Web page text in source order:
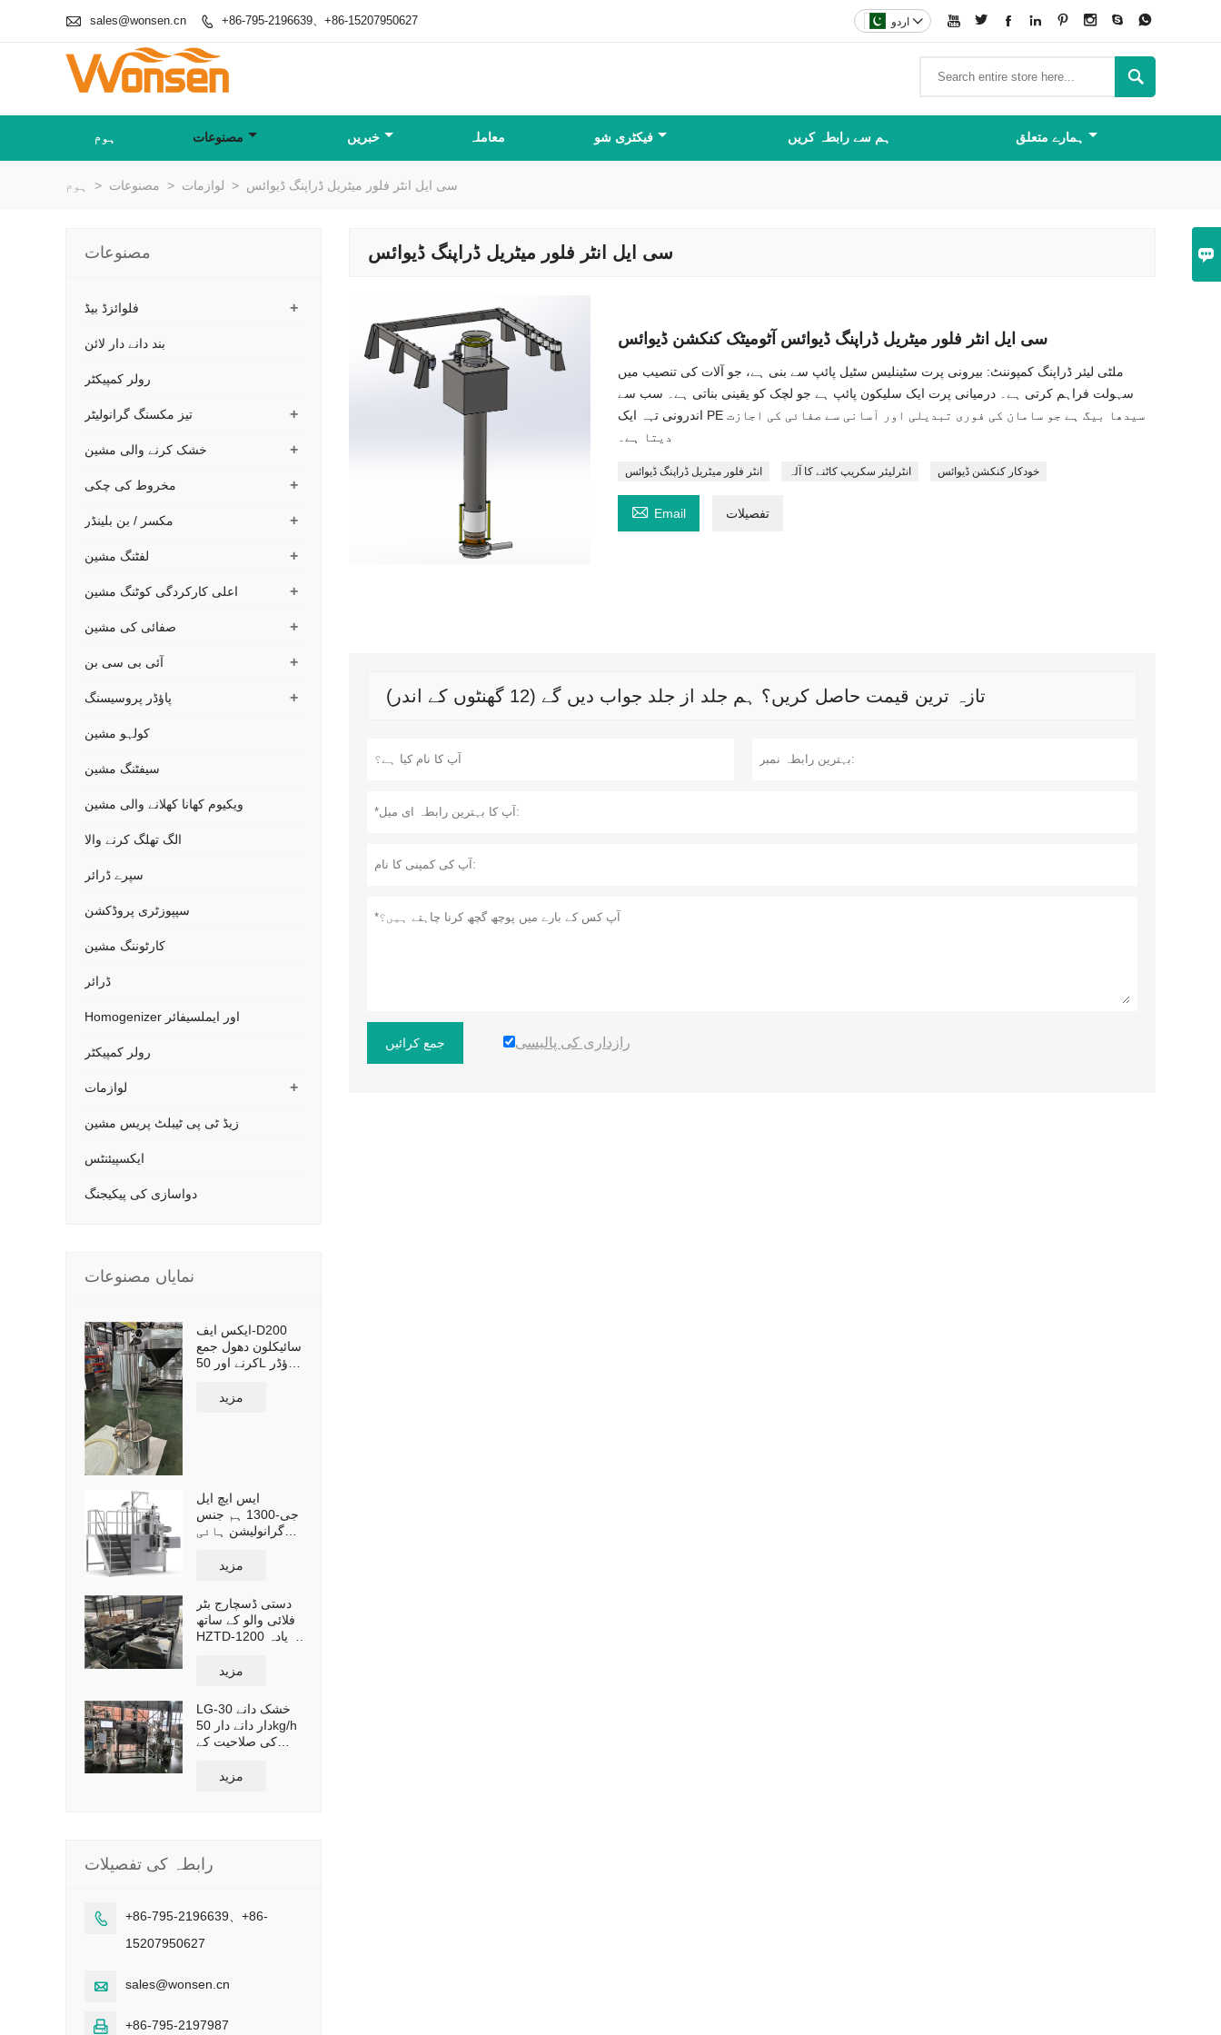

 sales@wonsen.cn  +86-795-2196639、+86-15207950627         اردو 

ہوم مصنوعات خبریں معاملہ فیکٹری شو ہم سے رابطہ کریں ہمارے متعلق
ہوم > مصنوعات > لوازمات > سی ایل انٹر فلور میٹریل ڈراپنگ ڈیوائس
سی ایل انٹر فلور میٹریل ڈراپنگ ڈیوائس
سی ایل انٹر فلور میٹریل ڈراپنگ ڈیوائس آٹومیٹک کنکشن ڈیوائس
ملٹی لیئر ڈراپنگ کمپوننٹ: بیرونی پرت سٹینلیس سٹیل پائپ سے بنی ہے، جو آلات کی تنصیب میں
سہولت فراہم کرتی ہے۔ درمیانی پرت ایک سلیکون پائپ ہے جو لچک کو یقینی بناتی ہے۔ سب سے
اندرونی تہہ ایک PE سیدھا بیگ ہے جو سامان کی فوری تبدیلی اور آسانی سے صفائی کی اجازت
دیتا ہے۔
انٹر فلور میٹریل ڈراپنگ ڈیوائس انٹرلیئر سکریپ کاٹنے کا آلہ خودکار کنکشن ڈیوائس
 Email تفصیلات
تازہ ترین قیمت حاصل کریں؟ ہم جلد از جلد جواب دیں گے (12 گھنٹوں کے اندر)
جمع کرائیں رازداری کی پالیسی
مصنوعات
+ فلوائزڈ بیڈ
بند دانے دار لائن
رولر کمپیکٹر
+ تیز مکسنگ گرانولیٹر
+ خشک کرنے والی مشین
+ مخروط کی چکی
+ مکسر / بن بلینڈر
+ لفٹنگ مشین
+ اعلی کارکردگی کوٹنگ مشین
+ صفائی کی مشین
+ آئی بی سی بن
+ پاؤڈر پروسیسنگ
کولہو مشین
سیفٹنگ مشین
ویکیوم کھانا کھلانے والی مشین
الگ تھلگ کرنے والا
سپرے ڈرائر
سپپوزٹری پروڈکشن
کارٹوننگ مشین
ڈرائر
Homogenizer اور ایملسیفائر
رولر کمپیکٹر
+ لوازمات
زیڈ ٹی پی ٹیبلٹ پریس مشین
ایکسپیئنٹس
دواسازی کی پیکیجنگ
نمایاں مصنوعات
ایکس ایف-D200
سائیکلون دھول جمع
کرنے اور 50L پاؤڈر
کراس کارٹ کے
مزید
ایس ایچ ایل
جی-1300 ہم جنس
گرانولیشن ہائی
گرانولیٹر موثر
مزید
دستی ڈسچارج بٹر
فلائی والو کے ساتھ
HZTD-1200 زیادہ
مزید
LG-30 خشک دانے
دار دانے دار 50kg/h
کی صلاحیت کے
مزید
رابطہ کی تفصیلات

+86-795-2196639、+86-
15207950627
 sales@wonsen.cn
 +86-795-2197987